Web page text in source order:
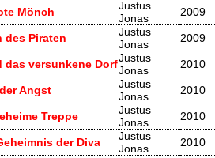
Mönch
Justus
Jonas
2009
des Piraten
Justus
Jonas
2009
das versunkene DorfJustus
Jonas
2010
Angst
Justus
Jonas
2010
Treppe
Justus
Jonas
2010
der Diva
Justus
Jonas
2010